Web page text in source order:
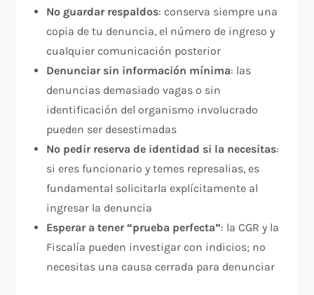
No guardar respaldos: conserva siempre una
copia de tu denuncia, el número de ingreso y
cualquier comunicación posterior
Denunciar sin información mínima: las
denuncias demasiado vagas o sin
identificación del organismo involucrado
pueden ser desestimadas
No pedir reserva de identidad si la necesitas:
si eres funcionario y temes represalias, es
fundamental solicitarla explícitamente al
ingresar la denuncia
Esperar a tener “prueba perfecta”: la CGR y la
Fiscalía pueden investigar con indicios; no
necesitas una causa cerrada para denunciar